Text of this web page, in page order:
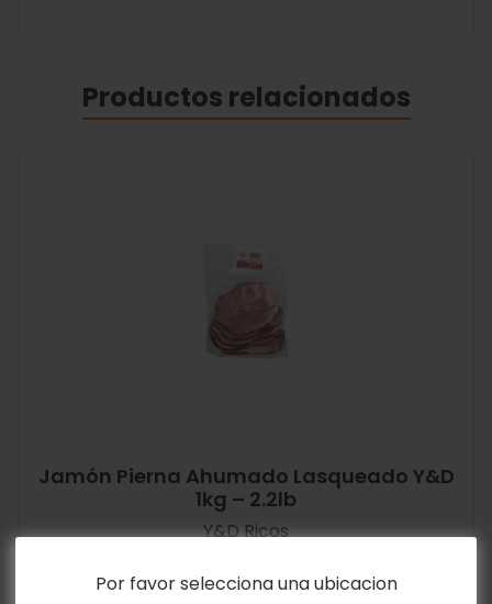
Por favor selecciona una ubicacion
Productos relacionados
Jamón Pierna Ahumado Lasqueado Y&D
1kg – 2.2lb
Y&D Ricos